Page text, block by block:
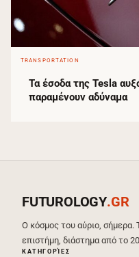
TRANSPORTATION
Τα έσοδα της Tesla
παραμένουν αδύναμα
FUTUROLOGY.GR
Ο κόσμος του αύριο, σήμερα.
επιστήμη, διάστημα από το
ΚΑΤΗΓΟΡΊΕΣ